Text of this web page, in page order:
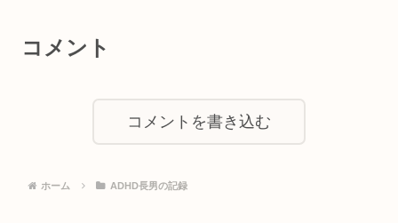
コメント
コメントを書き込む
ホーム ADHD長男の記録